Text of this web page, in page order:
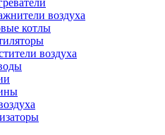
воздуха
котлы
воздуха